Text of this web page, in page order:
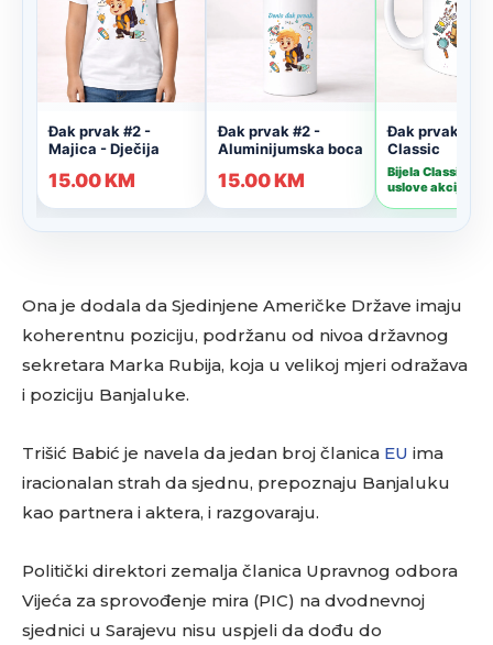
Ona je dodala da Sjedinjene Američke Države imaju
koherentnu poziciju, podržanu od nivoa državnog
sekretara Marka Rubija, koja u velikoj mjeri odražava
i poziciju Banjaluke.
Trišić Babić je navela da jedan broj članica EU ima
iracionalan strah da sjednu, prepoznaju Banjaluku
kao partnera i aktera, i razgovaraju.
Politički direktori zemalja članica Upravnog odbora
Vijeća za sprovođenje mira (PIC) na dvodnevnoj
sjednici u Sarajevu nisu uspjeli da dođu do